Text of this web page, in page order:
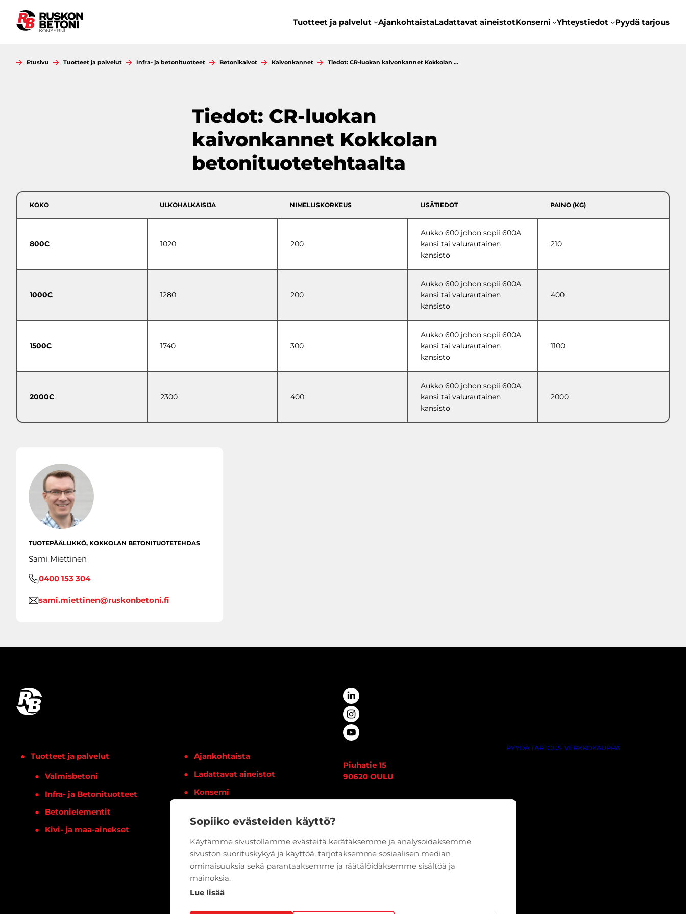
Sopiiko evästeiden käyttö?
Käytämme sivustollamme evästeitä kerätäksemme ja analysoidaksemme
sivuston suorituskykyä ja käyttöä, tarjotaksemme sosiaalisen median
ominaisuuksia sekä parantaaksemme ja räätälöidäksemme sisältöä ja
mainoksia.
Lue lisää
sisältöön
Tuotteet ja palvelut
AjankohtaistaLadattavat aineistotKonserni Yhteystiedot Pyydä tarjous
Etusivu Tuotteet ja palvelut Infra- ja betonituotteet Betonikaivot Kaivonkannet Tiedot: CR-luokan kaivonkannet Kokkolan …
Tiedot: CR-luokan
kaivonkannet Kokkolan
betonituotetehtaalta
KOKO ULKOHALKAISIJA NIMELLISKORKEUS LISÄTIEDOT PAINO (KG)
800C 1020 200
Aukko 600 johon sopii 600A
kansi tai valurautainen
kansisto
210
1000C 1280 200
Aukko 600 johon sopii 600A
kansi tai valurautainen
kansisto
400
1500C 1740 300
Aukko 600 johon sopii 600A
kansi tai valurautainen
kansisto
1100
2000C 2300 400
Aukko 600 johon sopii 600A
kansi tai valurautainen
kansisto
2000
TUOTEPÄÄLLIKKÖ, KOKKOLAN BETONITUOTETEHDAS
Sami Miettinen
0400 153 304
sami.miettinen@ruskonbetoni.fi
Tuotteet ja palvelut
Valmisbetoni
Infra- ja Betonituotteet
Betonielementit
Kivi- ja maa-ainekset
Ajankohtaista
Ladattavat aineistot
Konserni
Piuhatie 15
90620 OULU
PYYDÄ TARJOUS VERKKOKAUPPA